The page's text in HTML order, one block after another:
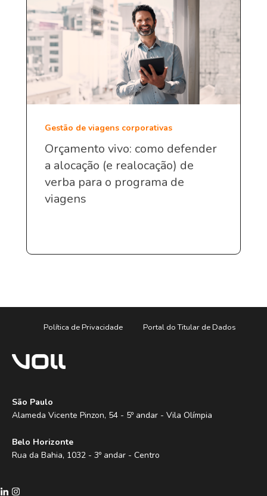
Gestão de viagens corporativas
Orçamento vivo: como defender
a alocação (e realocação) de
verba para o programa de
viagens
Política de Privacidade Portal do Titular de Dados
São Paulo
Alameda Vicente Pinzon, 54 - 5º andar - Vila Olímpia
Belo Horizonte
Rua da Bahia, 1032 - 3º andar - Centro